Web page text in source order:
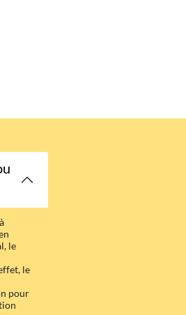
le
le
pour